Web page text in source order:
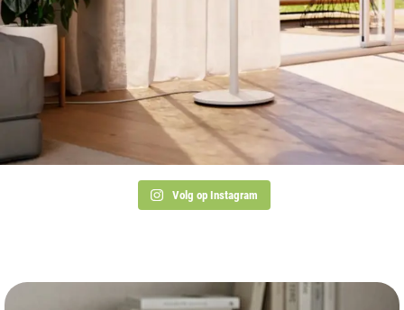
Volg op Instagram